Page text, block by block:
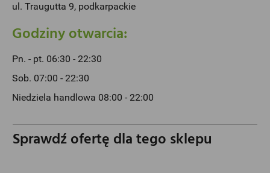
ul. Traugutta 9, podkarpackie
Godziny otwarcia:
Pn. - pt. 06:30 - 22:30
Sob. 07:00 - 22:30
Niedziela handlowa 08:00 - 22:00
Sprawdź ofertę dla tego sklepu